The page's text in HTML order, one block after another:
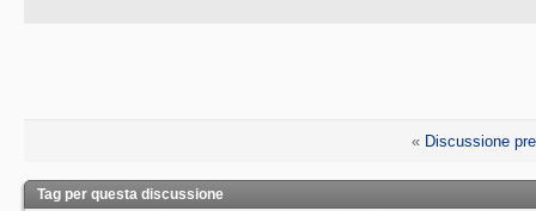
« Discussione
Tag per questa discussione